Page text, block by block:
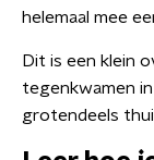
helemaal mee
Dit is een klein
tegenkwamen
grotendeels